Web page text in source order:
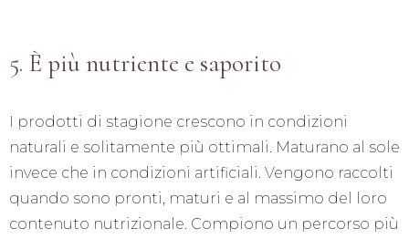
5. È più nutriente e saporito
I prodotti di stagione crescono in condizioni
naturali e solitamente più ottimali. Maturano al sole
invece che in condizioni artificiali. Vengono raccolti
quando sono pronti, maturi e al massimo del loro
contenuto nutrizionale. Compiono un percorso più